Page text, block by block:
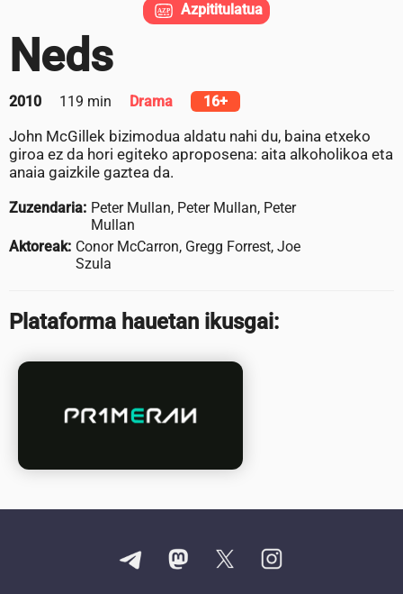
Neds
2010 119 min Drama 16+
John McGillek bizimodua aldatu nahi du, baina etxeko
giroa ez da hori egiteko aproposena: aita alkoholikoa eta
anaia gaizkile gaztea da.
Zuzendaria: Peter Mullan, Peter Mullan, Peter
Mullan
Aktoreak: Conor McCarron, Gregg Forrest, Joe
Szula
Plataforma hauetan ikusgai:
Azpititulatua